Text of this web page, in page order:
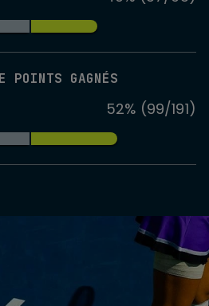
POINTS GAGNÉS
52% (99/191)